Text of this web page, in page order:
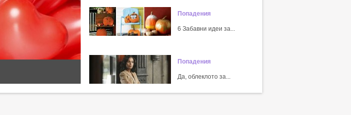
Попадения
6 Забавни идеи за...
Попадения
Да, облеклото за...